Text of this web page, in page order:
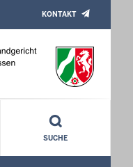
KONTAKT
SUCHE